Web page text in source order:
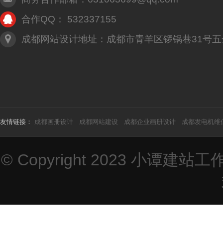
合作QQ： 532337155
成都网站设计地址：成都市青羊区锣锅巷31号
友情链接： 成都画册设计 成都网站建设 成都企业画册设计 成都发电机维
© Copyright 2023 小谭建站工